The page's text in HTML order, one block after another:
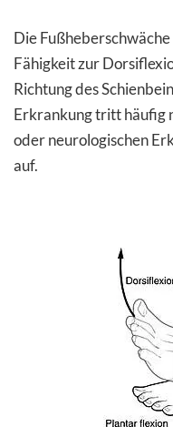
Die
Fähigkeit zur
Richtung des
Erkrankung tritt häufig
oder neurologischen
auf.